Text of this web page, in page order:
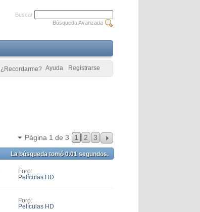
Página 1 de 3 1 2 3
La búsqueda tomó0.01 segundos.
Foro:
Películas HD
Foro:
Películas HD
Buscar
Búsqueda Avanzada
Registrarse
Ayuda
¿Recordarme?